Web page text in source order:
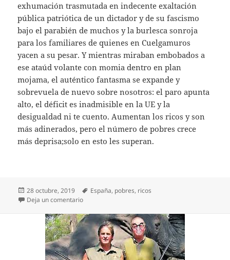
exhumación trasmutada en indecente exaltación
pública patriótica de un dictador y de su fascismo
bajo el parabién de muchos y la burlesca sonroja
para los familiares de quienes en Cuelgamuros
yacen a su pesar. Y mientras miraban embobados a
ese ataúd volante con momia dentro en plan
mojama, el auténtico fantasma se expande y
sobrevuela de nuevo sobre nosotros: el paro apunta
alto, el déficit es inadmisible en la UE y la
desigualdad ni te cuento. Aumentan los ricos y son
más adinerados, pero el número de pobres crece
más deprisa;solo en esto les superan.
Publicado
el
28 octubre, 2019 Etiquetas
España, pobres, ricos
Deja un comentarioen Más ricos, subidos y subiendo